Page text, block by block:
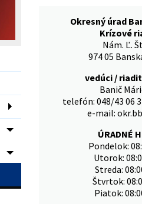
Okresný úrad
Krízové
Nám. Ľ.
974 05
vedúci /
Banič
telefón: 048/43 06
e-mail:
ÚRADNÉ
Pondelok:
Utorok:
Streda:
Štvrtok:
Piatok: